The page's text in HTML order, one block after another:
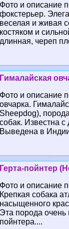
Фото и описание
фокстерьер.
веселая и живая
костяком и
длинная, череп
Гималайская
Фото и описание
овчарка.
Sheepdog),
собак. Известна
Выведена в
Герта-пойнтер
Фото и описание
Крепкая собака
насыщенного
Эта порода очень
пойнтера....